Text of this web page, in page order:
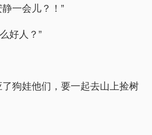
一会儿？！”
好人？”
狗娃他们，要一起去山上捡树